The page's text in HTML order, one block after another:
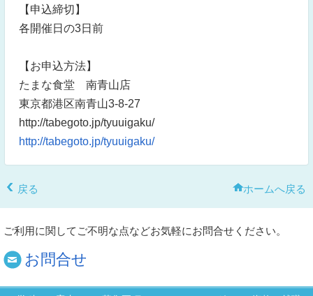
【申込締切】
各開催日の3日前
【お申込方法】
たまな食堂 南青山店
東京都港区南青山3-8-27
http://tabegoto.jp/tyuuigaku/
http://tabegoto.jp/tyuuigaku/
戻る ホームへ戻る
ご利用に関してご不明な点などお気軽にお問合せください。
お問合せ